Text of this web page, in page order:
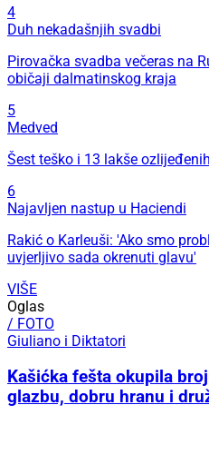
4
Duh nekadašnjih svadbi
Pirovačka svadba večeras na
običaji dalmatinskog kraja
5
Medved
Šest teško i 13 lakše
6
Najavljen nastup u Haciendi
Rakić o Karleuši: 'Ako smo
uvjerljivo sada okrenuti glavu'
VIŠE
Oglas
/ FOTO
Giuliano i Diktatori
Kašićka fešta okupila
glazbu, dobru hranu i